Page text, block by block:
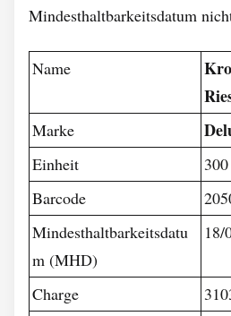
Mindesthaltbarkeitsdatum
Name
Marke
Einheit
Barcode
Mindesthaltbarkeitsdatu
m (MHD)
18/
Charge